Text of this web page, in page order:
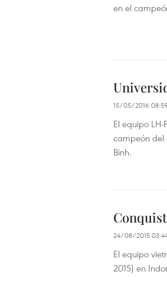
en el
15/05/2016 08:59
El equipo
campeón del
Binh.
24/08/2015
El equipo
2015) en